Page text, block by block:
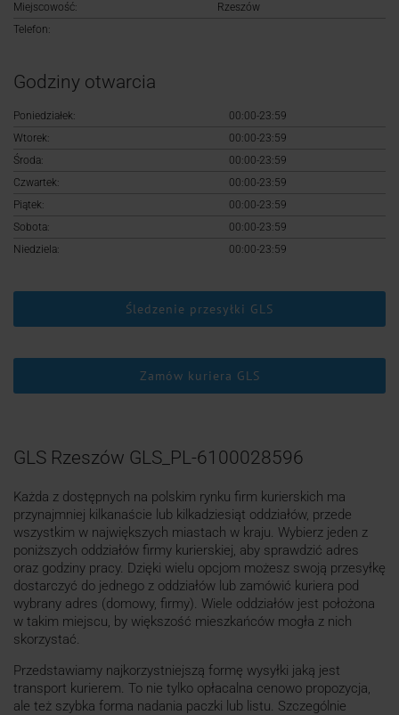
Miejscowość:
Rzeszów
Telefon:
Godziny otwarcia
Poniedziałek:
00:00-23:59
Wtorek:
00:00-23:59
Środa:
00:00-23:59
Czwartek:
00:00-23:59
Piątek:
00:00-23:59
Sobota:
00:00-23:59
Niedziela:
00:00-23:59
Śledzenie przesyłki GLS
Zamów kuriera GLS
GLS Rzeszów GLS_PL-6100028596
Każda z dostępnych na polskim rynku firm kurierskich ma
przynajmniej kilkanaście lub kilkadziesiąt oddziałów, przede
wszystkim w największych miastach w kraju. Wybierz jeden z
poniższych oddziałów firmy kurierskiej, aby sprawdzić adres
oraz godziny pracy. Dzięki wielu opcjom możesz swoją przesyłkę
dostarczyć do jednego z oddziałów lub zamówić kuriera pod
wybrany adres (domowy, firmy). Wiele oddziałów jest położona
w takim miejscu, by większość mieszkańców mogła z nich
skorzystać.
Przedstawiamy najkorzystniejszą formę wysyłki jaką jest
transport kurierem. To nie tylko opłacalna cenowo propozycja,
ale też szybka forma nadania paczki lub listu. Szczególnie